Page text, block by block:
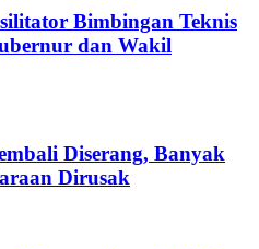
Bimbingan Teknis
dan Wakil
Diserang, Banyak
Dirusak